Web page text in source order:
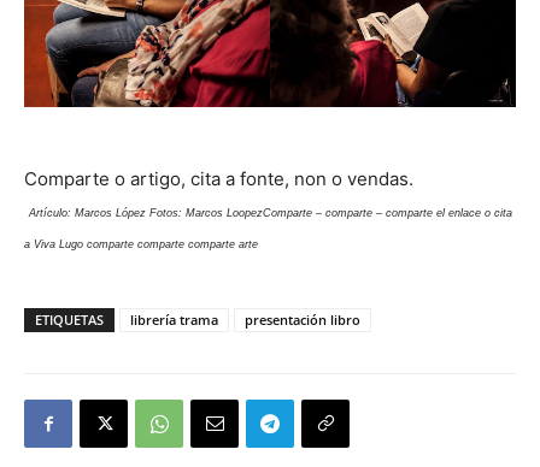
Comparte o artigo, cita a fonte, non o vendas.
Artículo: Marcos López Fotos: Marcos LoopezComparte – comparte – comparte el enlace o cita
a Viva Lugo comparte comparte comparte arte
ETIQUETAS librería trama presentación libro